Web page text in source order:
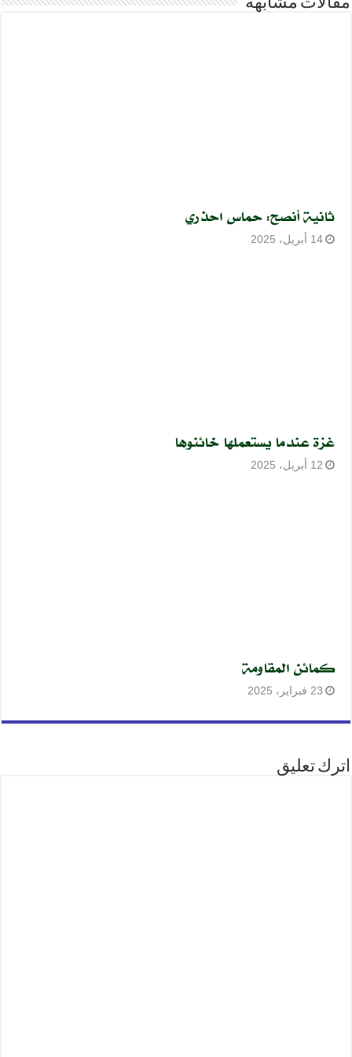
ثانية أنصح: حماس احذري
14 أبريل، 2025
غزة عندما يستعملها خائنوها
12 أبريل، 2025
كمائن المقاومة
23 فبراير، 2025
اترك تعليق